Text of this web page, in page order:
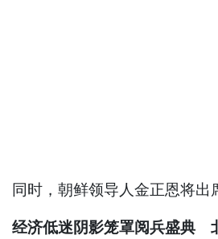
同时，朝鲜领导人金正恩将
经济低迷阴影笼罩阅兵盛典